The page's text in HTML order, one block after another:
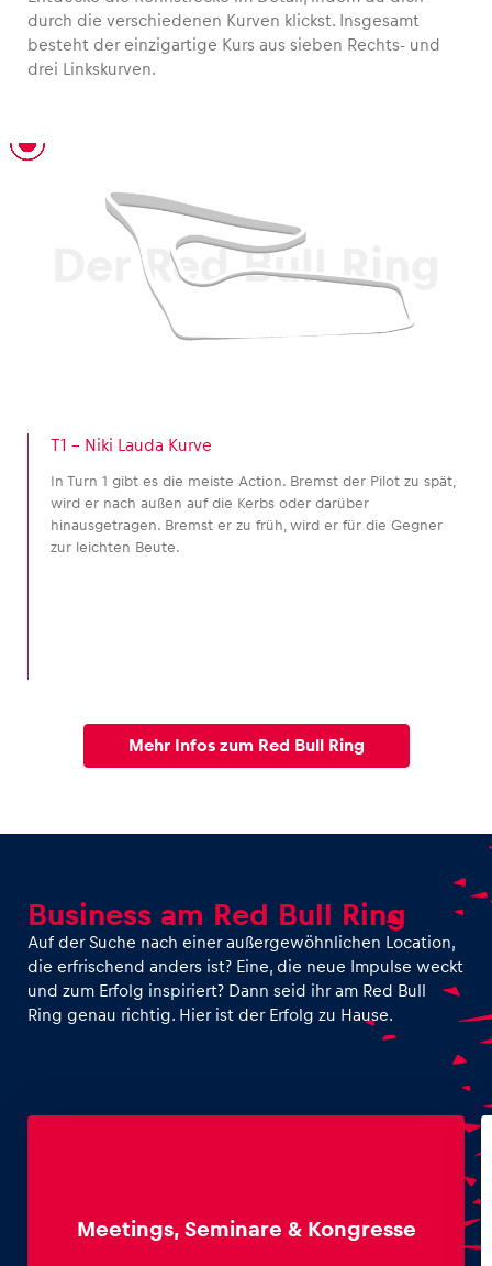
durch die verschiedenen Kurven klickst. Insgesamt
besteht der einzigartige Kurs aus sieben Rechts- und
drei Linkskurven.
Der Red Bull Ring
T1 – Niki Lauda Kurve
T2 – Münzer Kurve
T3 – Interwetten Kurve
T4 – Rauch Kurve
T5
T6
T7 – Graz Kurve
T8
T9 – Jochen Rindt Kurve
T10
T1 – Niki Lauda Kurve
In Turn 1 gibt es die meiste Action. Bremst der Pilot zu spät,
wird er nach außen auf die Kerbs oder darüber
hinausgetragen. Bremst er zu früh, wird er für die Gegner
zur leichten Beute.
Mehr Infos zum Red Bull Ring
Business am Red Bull Ring
Auf der Suche nach einer außergewöhnlichen Location,
die erfrischend anders ist? Eine, die neue Impulse weckt
und zum Erfolg inspiriert? Dann seid ihr am Red Bull
Ring genau richtig. Hier ist der Erfolg zu Hause.
Meetings, Seminare & Kongresse